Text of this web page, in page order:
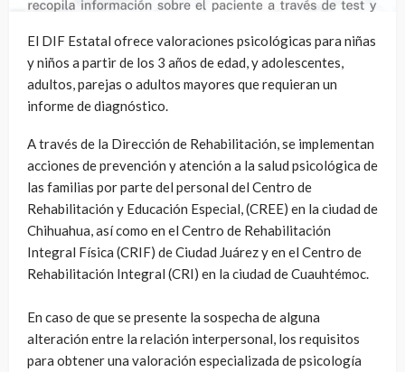
El DIF Estatal ofrece valoraciones psicológicas para niñas
y niños a partir de los 3 años de edad, y adolescentes,
adultos, parejas o adultos mayores que requieran un
informe de diagnóstico.
A través de la Dirección de Rehabilitación, se implementan
acciones de prevención y atención a la salud psicológica de
las familias por parte del personal del Centro de
Rehabilitación y Educación Especial, (CREE) en la ciudad de
Chihuahua, así como en el Centro de Rehabilitación
Integral Física (CRIF) de Ciudad Juárez y en el Centro de
Rehabilitación Integral (CRI) en la ciudad de Cuauhtémoc.
En caso de que se presente la sospecha de alguna
alteración entre la relación interpersonal, los requisitos
para obtener una valoración especializada de psicología